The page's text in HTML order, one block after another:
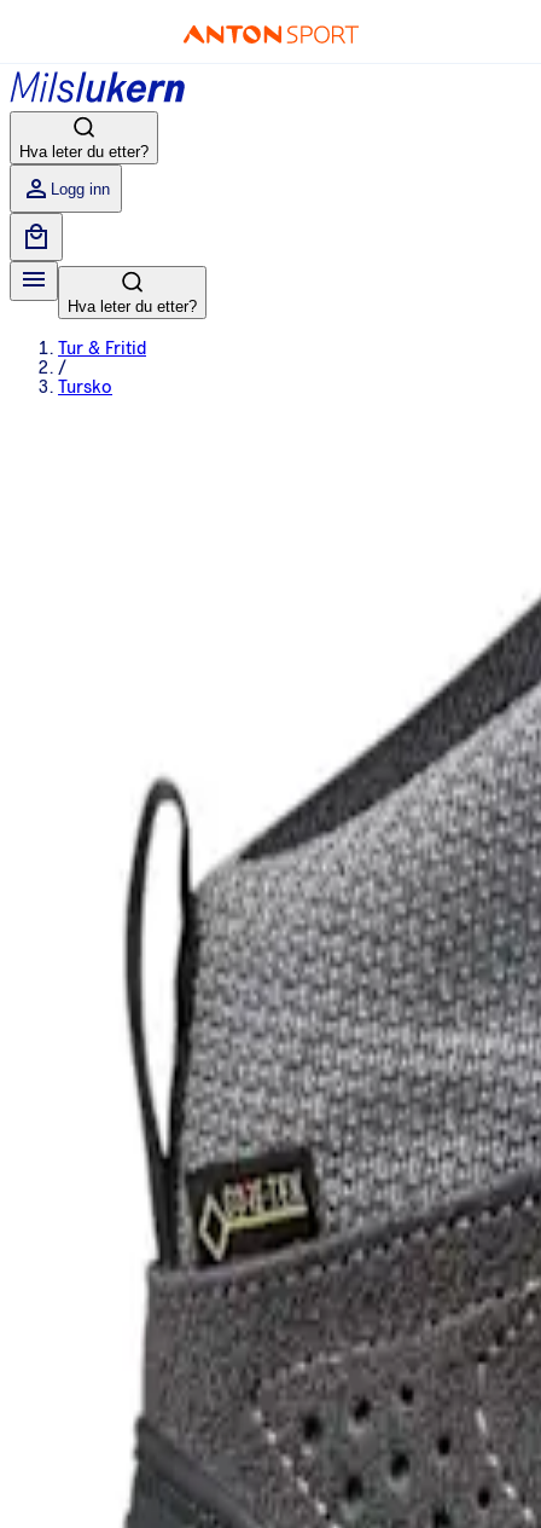
Hva leter du etter?
Logg inn
Hva leter du etter?
Tur & Fritid
/
Tursko